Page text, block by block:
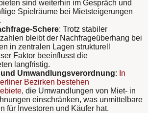
sind weiterhin im Gespräch und
Spielräume bei Mietsteigerungen
Schere: Trotz stabiler
bleibt der Nachfrageüberhang bei
in zentralen Lagen strukturell
Faktor beeinflusst die
langfristig.
Umwandlungsverordnung: In
Bezirken bestehen
, die Umwandlungen von Miet- in
einschränken, was unmittelbare
für Investoren und Käufer hat.